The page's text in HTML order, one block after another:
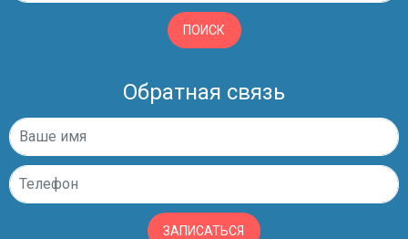
ПОИСК
Обратная связь
ЗАПИСАТЬСЯ